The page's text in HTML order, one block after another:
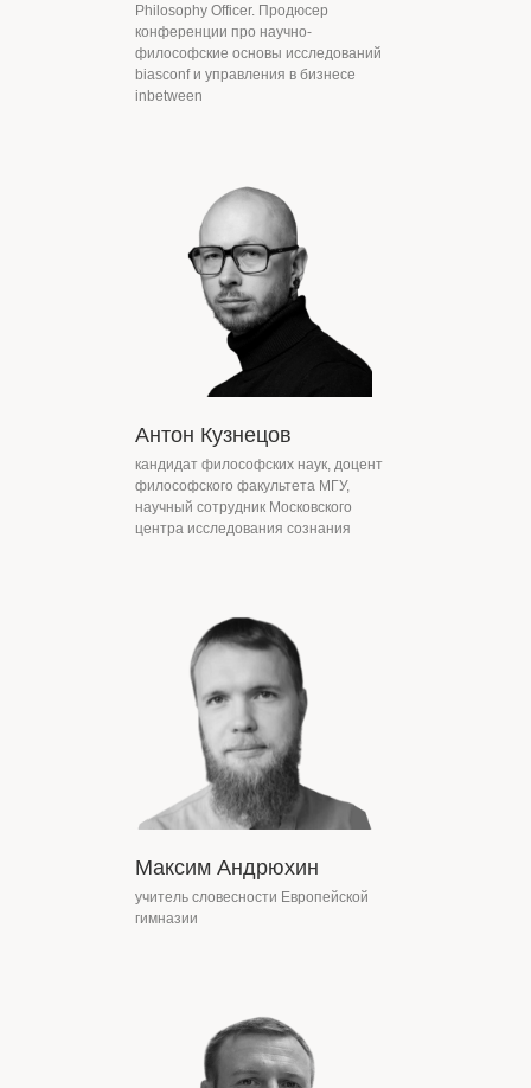
Philosophy Officer. Продюсер
конференции про научно-
философские основы исследований
biasconf и управления в бизнесе
inbetween
Антон Кузнецов
кандидат философских наук, доцент
философского факультета МГУ,
научный сотрудник Московского
центра исследования сознания
Максим Андрюхин
учитель словесности Европейской
гимназии
Антуан де Сент-Экзюпери
Политика конфиденциальности
Согласие на обработку ПД
Как вы хотите получать рассылку?
Я согласен с условиями обработки персональных данных
политики обработки
Я согласен получать информационные рассылки в
Подписаться на рассылку